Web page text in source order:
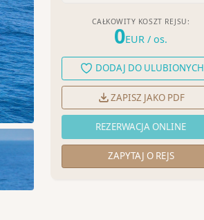
CAŁKOWITY KOSZT REJSU:
0EUR / os.
DODAJ DO ULUBIONYCH
ZAPISZ JAKO PDF
REZERWACJA ONLINE
ZAPYTAJ O REJS